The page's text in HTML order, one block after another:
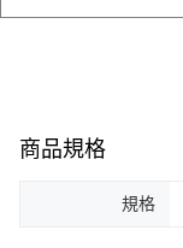
商品規格
規格